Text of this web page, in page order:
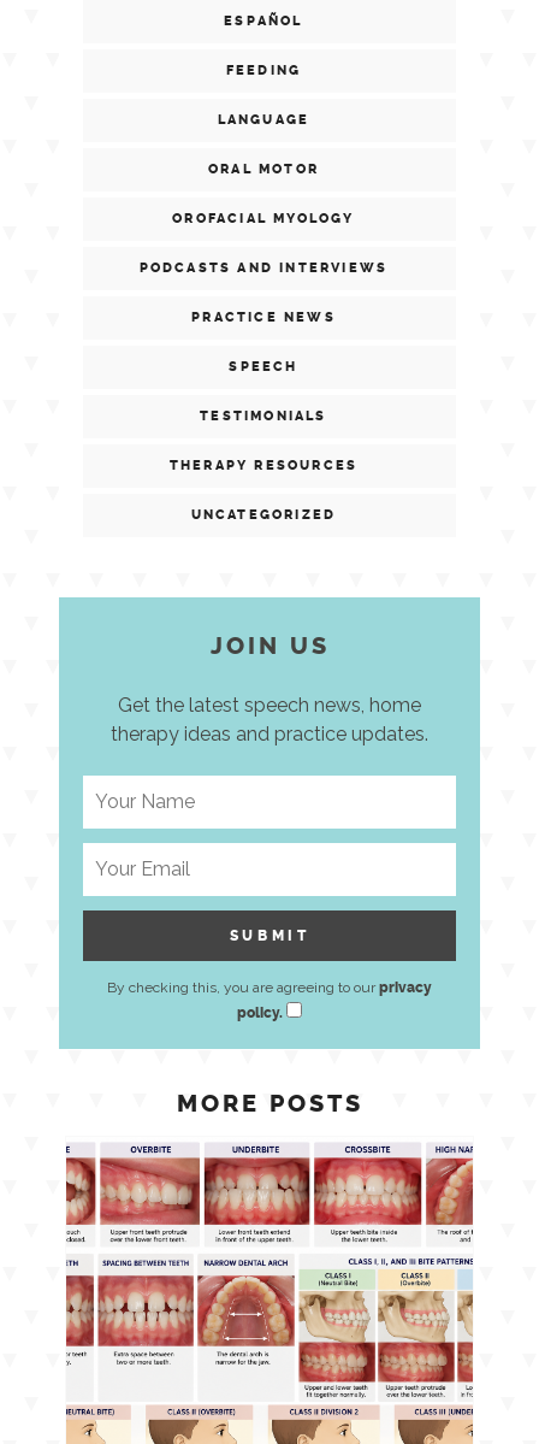
ESPAÑOL
FEEDING
LANGUAGE
ORAL MOTOR
OROFACIAL MYOLOGY
PODCASTS AND INTERVIEWS
PRACTICE NEWS
SPEECH
TESTIMONIALS
THERAPY RESOURCES
UNCATEGORIZED
JOIN US
Get the latest speech news, home
therapy ideas and practice updates.
By checking this, you are agreeing to ourprivacy
policy.
MORE POSTS